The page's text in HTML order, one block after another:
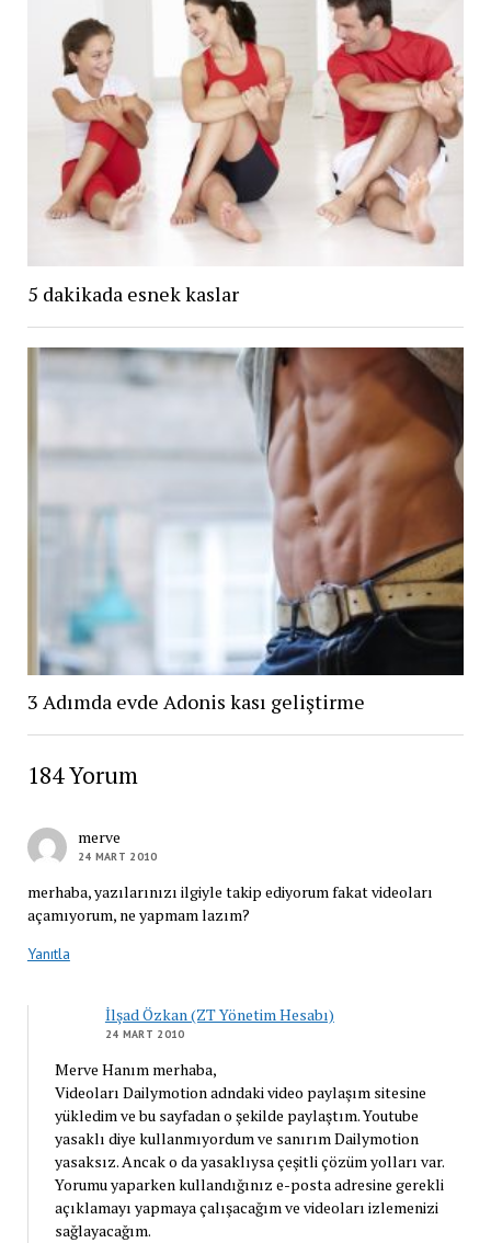
5 dakikada esnek kaslar
3 Adımda evde Adonis kası geliştirme
184 Yorum
merve
24 MART 2010
merhaba, yazılarınızı ilgiyle takip ediyorum fakat videoları
açamıyorum, ne yapmam lazım?
Yanıtla
İlşad Özkan (ZT Yönetim Hesabı)
24 MART 2010
Merve Hanım merhaba,
Videoları Dailymotion adndaki video paylaşım sitesine
yükledim ve bu sayfadan o şekilde paylaştım. Youtube
yasaklı diye kullanmıyordum ve sanırım Dailymotion
yasaksız. Ancak o da yasaklıysa çeşitli çözüm yolları var.
Yorumu yaparken kullandığınız e-posta adresine gerekli
açıklamayı yapmaya çalışacağım ve videoları izlemenizi
sağlayacağım.